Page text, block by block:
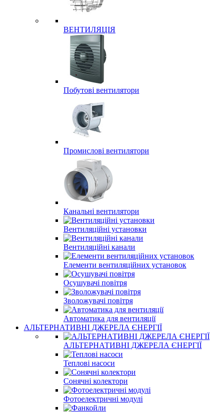
ВЕНТИЛЯЦІЯ
Побутові вентилятори
Промислові вентилятори
Канальні вентилятори
Вентиляційні установки
Вентиляційні канали
Елементи вентиляційних установок
Осушувачі повітря
Зволожувачі повітря
Автоматика для вентиляції
АЛЬТЕРНАТИВНІ ДЖЕРЕЛА ЄНЕРГІЇ
АЛЬТЕРНАТИВНІ ДЖЕРЕЛА ЄНЕРГІЇ
Теплові насоси
Сонячні колектори
Фотоелектричні модулі